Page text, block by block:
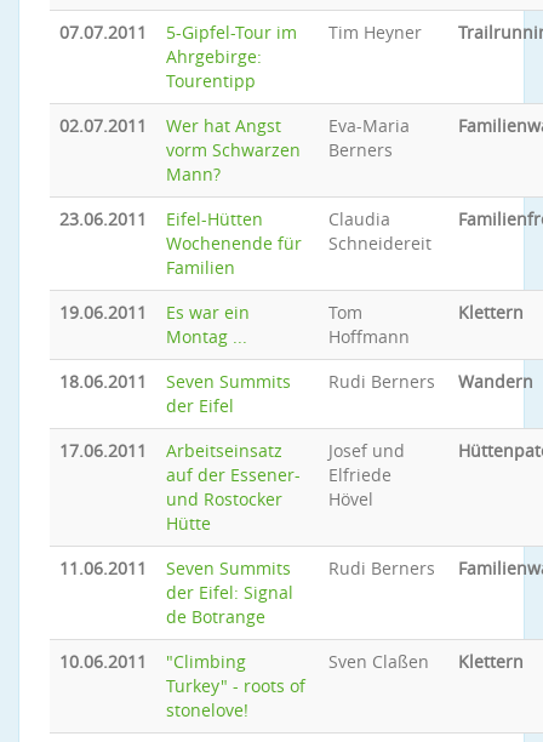
07.07.2011
5-Gipfel-Tour im
Ahrgebirge:
Tourentipp
Tim Heyner
02.07.2011
Wer hat Angst
vorm Schwarzen
Mann?
Eva-Maria
Berners
23.06.2011
Eifel-Hütten
Wochenende für
Familien
Claudia
Schneidereit
19.06.2011
Es war ein
Montag ...
Tom
Hoffmann
Klettern
18.06.2011
Seven Summits
der Eifel
Rudi Berners Wandern
17.06.2011
Arbeitseinsatz
auf der Essener-
und Rostocker
Hütte
Josef und
Elfriede
Hövel
11.06.2011
Seven Summits
der Eifel: Signal
de Botrange
Rudi Berners
10.06.2011
"Climbing
Turkey" - roots of
stonelove!
Sven Claßen Klettern